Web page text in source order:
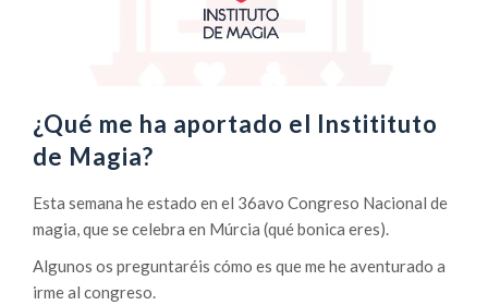
¿Qué me ha aportado el Institituto
de Magia?
Esta semana he estado en el 36avo Congreso Nacional de
magia, que se celebra en Múrcia (qué bonica eres).
Algunos os preguntaréis cómo es que me he aventurado a
irme al congreso.